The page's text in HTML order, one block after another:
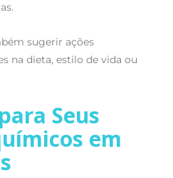
sugerir ações
na dieta, estilo de vida ou
Seus
em